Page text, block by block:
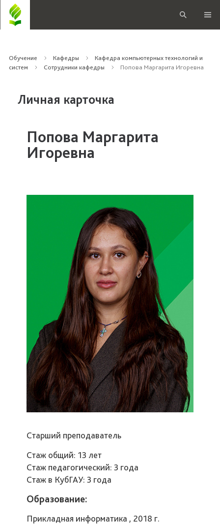
Обучение Кафедры
Кафедра компьютерных технологий и
систем
Сотрудники кафедры Попова Маргарита Игоревна
Личная карточка
Попова Маргарита
Игоревна
Старший преподаватель
Стаж общий: 13 лет
Стаж педагогический: 3 года
Стаж в КубГАУ: 3 года
Образование:
Прикладная информатика , 2018 г.